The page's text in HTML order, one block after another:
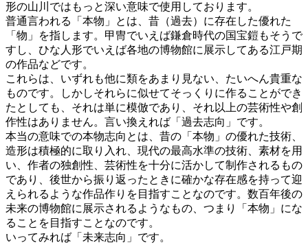
形の山川ではもっと深い意味で使用しております。
普通言われる「本物」とは、昔（過去）に存在した優れた
「物」を指します。甲冑でいえば鎌倉時代の国宝鎧もそうで
すし、ひな人形でいえば各地の博物館に展示してある江戸期
の作品などです。
これらは、いずれも他に類をあまり見ない、たいへん貴重な
ものです。しかしそれらに似せてそっくりに作ることができ
たとしても、それは単に模倣であり、それ以上の芸術性や創
作性はありません。言い換えれば「過去志向」です。
本当の意味での本物志向とは、 昔の「本物」の優れた技術、
造形は積極的に取り入れ、現代の最高水準の技術、素材を用
い、作者の独創性、芸術性を十分に活かして制作されるもの
であり、後世から振り返ったときに確かな存在感を持って迎
えられるような作品作り を目指すことなのです。数百年後の
未来の博物館に展示されるようなもの、つまり「本物」にな
ることを目指すことなのです。
いってみれば 「未来志向」 です。